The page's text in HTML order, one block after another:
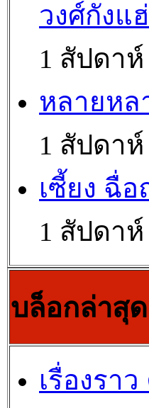
วงศ์กังแ
1 สัปดาห์
หลายหล
1 สัปดาห์
เซี้ยง ฉื่
1 สัปดาห์
บล็อกล่าสุด
เรื่องรา